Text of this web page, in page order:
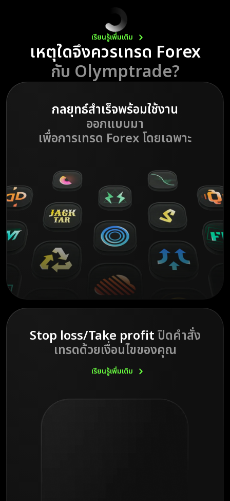
เรียนรู้เพิ่มเติม
เหตุใดจึงควรเทรด Forex
กับ Olymptrade?
กลยุทธ์สำเร็จพร้อมใช้งาน
ออกแบบมา
เพื่อการเทรด Forex โดยเฉพาะ
Stop loss/Take profitปิดคำสั่ง
เทรดด้วยเงื่อนไขของคุณ
เรียนรู้เพิ่มเติม